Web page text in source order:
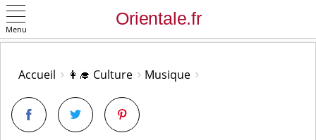
Menu
Accueil 👩‍🎓 Culture Musique